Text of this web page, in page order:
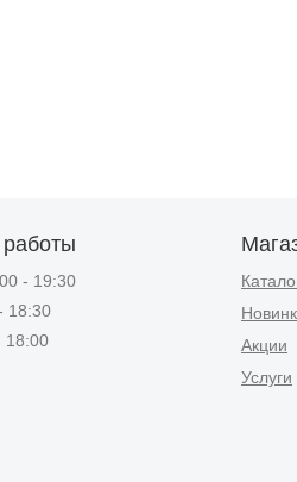
- 19:30
18:30
18:00
Акции
Услуги